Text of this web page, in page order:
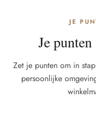
JE
Je
Zet je punten om in
persoonlijke